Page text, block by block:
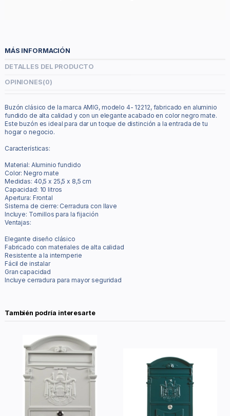
MÁS INFORMACIÓN
DETALLES DEL PRODUCTO
OPINIONES(0)
Buzón clásico de la marca AMIG, modelo 4- 12212, fabricado en aluminio
fundido de alta calidad y con un elegante acabado en color negro mate.
Este buzón es ideal para dar un toque de distinción a la entrada de tu
hogar o negocio.
Características:
Material: Aluminio fundido
Color: Negro mate
Medidas: 40,5 x 25,5 x 8,5 cm
Capacidad: 10 litros
Apertura: Frontal
Sistema de cierre: Cerradura con llave
Incluye: Tornillos para la fijación
Ventajas:
Elegante diseño clásico
Fabricado con materiales de alta calidad
Resistente a la intemperie
Fácil de instalar
Gran capacidad
Incluye cerradura para mayor seguridad
También podría interesarte